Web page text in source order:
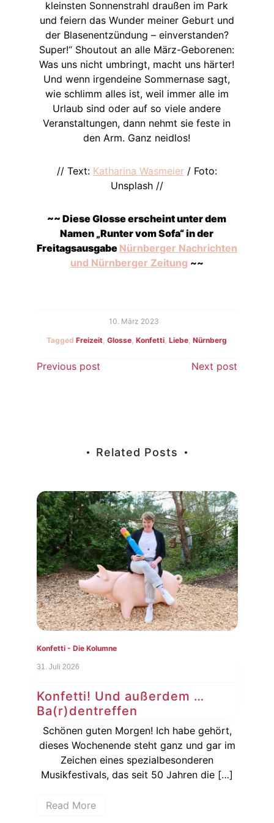
kleinsten Sonnenstrahl draußen im Park
und feiern das Wunder meiner Geburt und
der Blasenentzündung – einverstanden?
Super!“ Shoutout an alle März-Geborenen:
Was uns nicht umbringt, macht uns härter!
Und wenn irgendeine Sommernase sagt,
wie schlimm alles ist, weil immer alle im
Urlaub sind oder auf so viele andere
Veranstaltungen, dann nehmt sie feste in
den Arm. Ganz neidlos!
// Text: Katharina Wasmeier/ Foto:
Unsplash //
~~ Diese Glosse erscheint unter dem
Namen „Runter vom Sofa“ in der
Freitagsausgabe Nürnberger Nachrichten
und Nürnberger Zeitung ~~
10. März 2023
TaggedFreizeit,Glosse,Konfetti,Liebe,Nürnberg
Beitragsnavigation
Previous post Next post
Related Posts
Konfetti - Die Kolumne
31. Juli 2026
Konfetti! Und außerdem …
Ba(r)dentreffen
Schönen guten Morgen! Ich habe gehört,
dieses Wochenende steht ganz und gar im
Zeichen eines spezialbesonderen
Musikfestivals, das seit 50 Jahren die […]
Read More